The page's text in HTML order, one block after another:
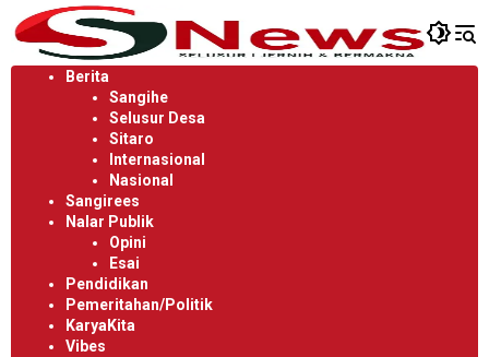
Langsung
ke
konten
Berita
Sangihe
Selusur Desa
Sitaro
Internasional
Nasional
Sangirees
Nalar Publik
Opini
Esai
Pendidikan
Pemeritahan/Politik
KaryaKita
Vibes